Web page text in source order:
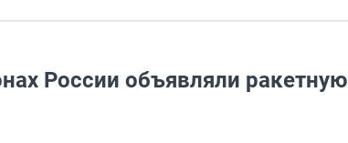
России объявляли ракетную